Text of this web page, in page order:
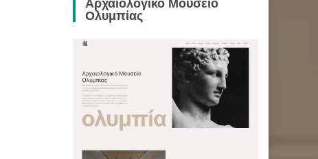
Αρχαιολογικό Μουσείο
Ολυμπίας